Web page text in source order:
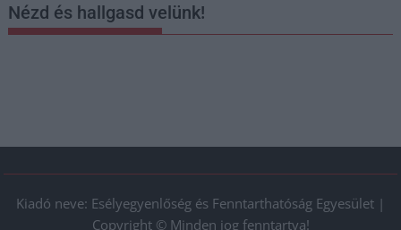
Nézd és hallgasd velünk!
Kiadó neve: Esélyegyenlőség és Fenntarthatóság Egyesület |
Copyright © Minden jog fenntartva!